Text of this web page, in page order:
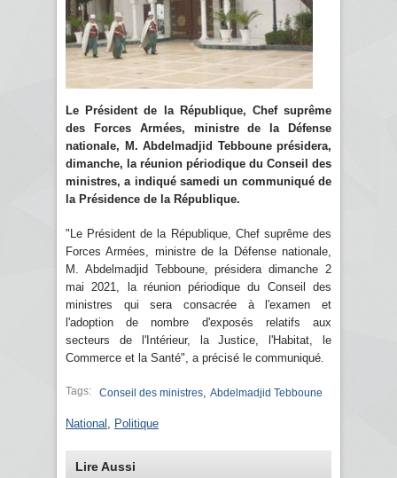
Le Président de la République, Chef suprême
des Forces Armées, ministre de la Défense
nationale, M. Abdelmadjid Tebboune présidera,
dimanche, la réunion périodique du Conseil des
ministres, a indiqué samedi un communiqué de
la Présidence de la République.
"Le Président de la République, Chef suprême des
Forces Armées, ministre de la Défense nationale,
M. Abdelmadjid Tebboune, présidera dimanche 2
mai 2021, la réunion périodique du Conseil des
ministres qui sera consacrée à l'examen et
l'adoption de nombre d'exposés relatifs aux
secteurs de l'Intérieur, la Justice, l'Habitat, le
Commerce et la Santé", a précisé le communiqué.
Tags: Conseil des ministres Abdelmadjid Tebboune
National Politique
Lire Aussi